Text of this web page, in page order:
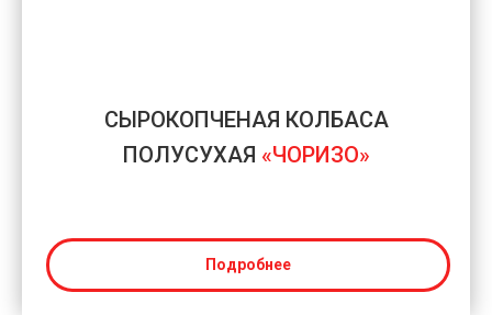
СЫРОКОПЧЕНАЯ КОЛБАСА
ПОЛУСУХАЯ «ЧОРИЗО»
Подробнее